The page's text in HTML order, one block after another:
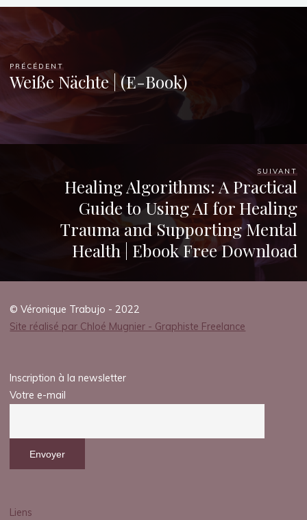
PRÉCÉDENT
Weiße Nächte | (E-Book)
SUIVANT
Healing Algorithms: A Practical
Guide to Using AI for Healing
Trauma and Supporting Mental
Health | Ebook Free Download
© Véronique Trabujo - 2022
Site réalisé par Chloé Mugnier - Graphiste Freelance
Inscription à la newsletter
Votre e-mail
Liens